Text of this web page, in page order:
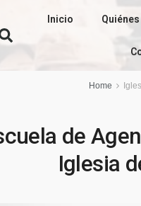
Inicio
Home
de
Iglesia